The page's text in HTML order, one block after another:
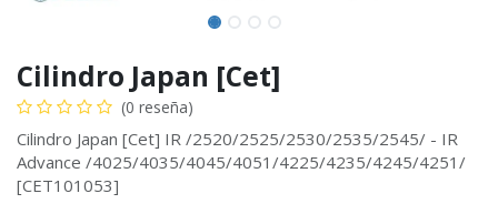
Cilindro Japan [Cet]
(0 reseña)
Cilindro Japan [Cet] IR /2520/2525/2530/2535/2545/ - IR
Advance /4025/4035/4045/4051/4225/4235/4245/4251/
[CET101053]